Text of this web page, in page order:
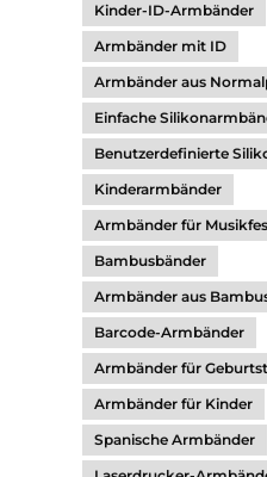
Kinder-ID-Armbänder
Armbänder mit ID
Armbänder aus
Einfache
Benutzerdefinierte
Kinderarmbänder
Armbänder für
Bambusbänder
Armbänder aus
Barcode-Armbänder
Armbänder für
Armbänder für Kinder
Spanische Armbänder